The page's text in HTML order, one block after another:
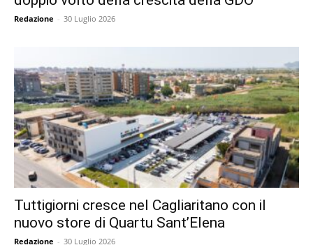
Redazione - 30 Luglio 2026
Tuttigiorni cresce nel Cagliaritano con il
nuovo store di Quartu Sant’Elena
Redazione - 30 Luglio 2026